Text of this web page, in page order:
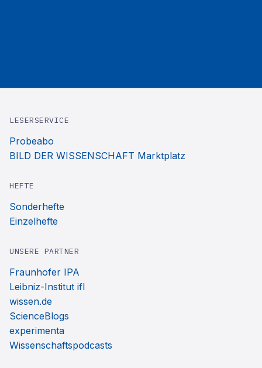
LESERSERVICE
Probeabo
BILD DER WISSENSCHAFT Marktplatz
HEFTE
Sonderhefte
Einzelhefte
UNSERE PARTNER
Fraunhofer IPA
Leibniz-Institut ifl
wissen.de
ScienceBlogs
experimenta
Wissenschaftspodcasts